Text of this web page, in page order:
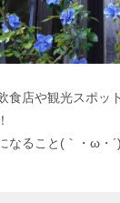
食店や観光スポッ
なること(｀・ω・´)